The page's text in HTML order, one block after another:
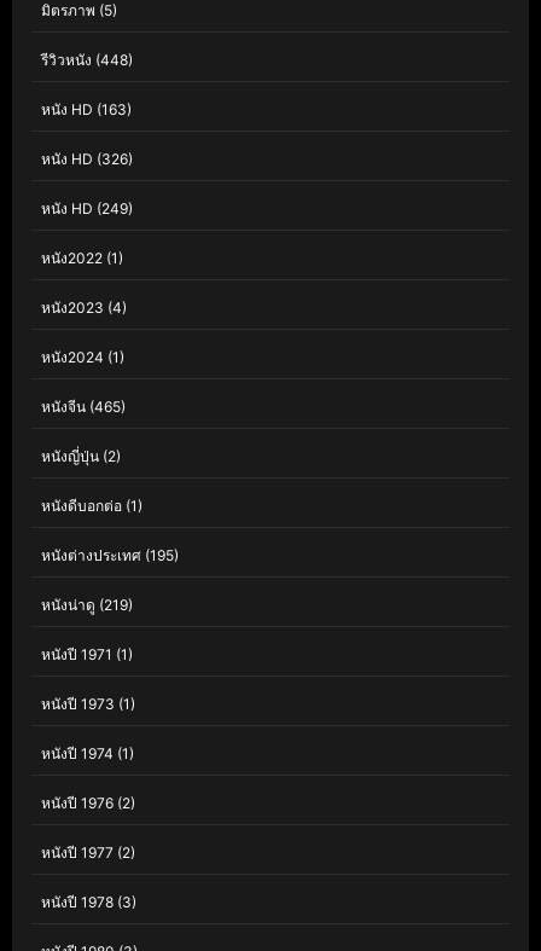
มิตรภาพ (5)
รีวิวหนัง (448)
หนัง HD (163)
หนัง HD (326)
หนัง HD (249)
หนัง2022 (1)
หนัง2023 (4)
หนัง2024 (1)
หนังจีน (465)
หนังญี่ปุ่น (2)
หนังดีบอกต่อ (1)
หนังต่างประเทศ (195)
หนังน่าดู (219)
หนังปี 1971 (1)
หนังปี 1973 (1)
หนังปี 1974 (1)
หนังปี 1976 (2)
หนังปี 1977 (2)
หนังปี 1978 (3)